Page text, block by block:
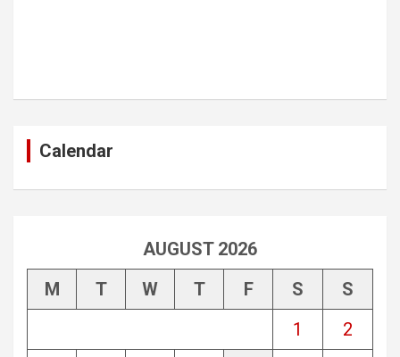
Calendar
AUGUST 2026
M
T W T F S
S
1
2